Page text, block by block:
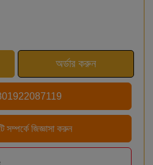
সম্পর্কে জিজ্ঞাসা করুন